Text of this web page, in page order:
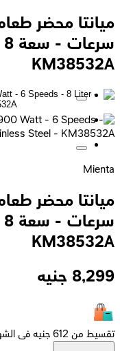
KM38532A
Mienta
KM38532A
8,299 جنيه
تقسيط من 612 جنيه فى الشهر حتى 24 الشهر